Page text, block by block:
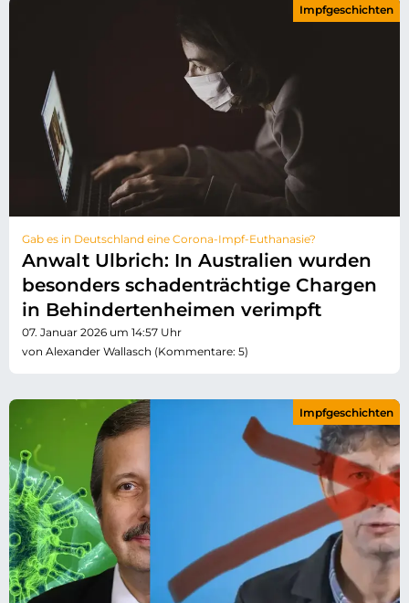
Gab es in Deutschland eine Corona-Impf-Euthanasie?
Anwalt Ulbrich: In Australien wurden
besonders schadenträchtige Chargen
in Behindertenheimen verimpft
07. Januar 2026 um 14:57 Uhr
von Alexander Wallasch (Kommentare: 5)
Impfgeschichten
Impfgeschichten